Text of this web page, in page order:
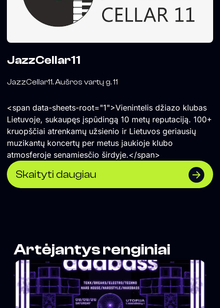
JazzCellar11
JazzCellar11. Aušros vartų g. 11
<span data-sheets-root="1">Vienintelis džiazo klubas
Lietuvoje, sukaupęs įspūdingą 10 metų reputaciją. 100+
kruopščiai atrenkamų užsienio ir Lietuvos geriausių
muzikantų koncertų per metus jaukioje klubo
atmosferoje senamiesčio širdyje.</span>
Skaityti daugiau
Artėjantys renginiai